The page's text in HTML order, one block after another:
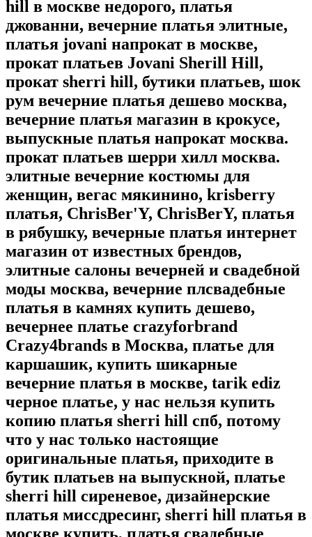
hill в москве недорого, платья
джованни, вечерние платья элитные,
платья jovani напрокат в москве,
прокат платьев Jovani Sherill Hill,
прокат sherri hill, бутики платьев, шок
рум вечерние платья дешево москва,
вечерние платья магазин в крокусе,
выпускные платья напрокат москва.
прокат платьев шерри хилл москва.
элитные вечерние костюмы для
женщин, вегас мякинино, krisberry
платья, ChrisBer'Y, ChrisBerY, платья
в рябушку, вечерные платья интернет
магазин от известных брендов,
элитные салоны вечерней и свадебной
моды москва, вечерние плсвадебные
платья в камнях купить дешево,
вечернее платье crazyforbrand
Crazy4brands в Москва, платье для
каршашик, купить шикарные
вечерние платья в москве, tarik ediz
черное платье, у нас нельзя купить
копию платья sherri hill спб, потому
что у нас только настоящие
оригинальные платья, приходите в
бутик платьев на выпускной, платье
sherri hill сиреневое, дизайнерские
платья миссдресинг, sherri hill платья в